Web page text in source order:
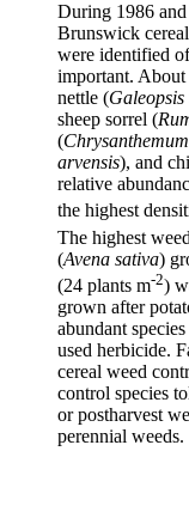
During 1986
Brunswick
were identified
important. About
nettle (
sheep sorrel (
(
arvensis), and
relative
the highest
The highest
(Avena sativa)
(24 plants m-2)
grown after
abundant
used herbicide.
cereal weed
control species
or postharvest
perennial weeds.